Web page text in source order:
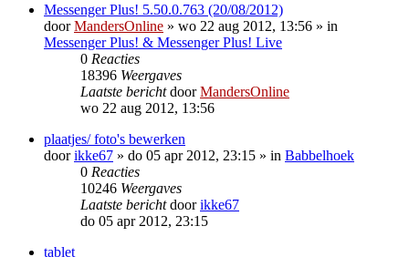
Messenger Plus! 5.50.0.763 (20/08/2012)
doorMandersOnline » wo 22 aug 2012, 13:56 » in
Messenger Plus! & Messenger Plus! Live
0 Reacties
18396 Weergaves
Laatste berichtdoorMandersOnline
wo 22 aug 2012, 13:56
plaatjes/ foto's bewerken
doorikke67 » do 05 apr 2012, 23:15 » in Babbelhoek
0 Reacties
10246 Weergaves
Laatste berichtdoorikke67
do 05 apr 2012, 23:15
tablet